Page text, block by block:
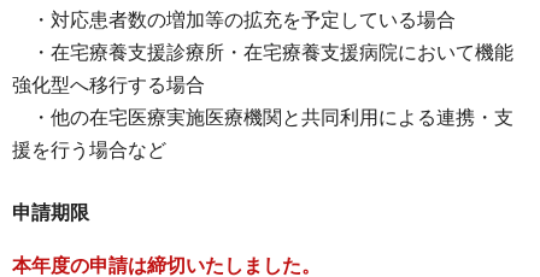
・対応患者数の増加等の拡充を予定している場合
・在宅療養支援診療所・在宅療養支援病院において機能
強化型へ移行する場合
・他の在宅医療実施医療機関と共同利用による連携・支
援を行う場合など
申請期限
本年度の申請は締切いたしました。